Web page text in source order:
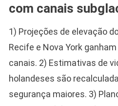
com canais
1) Projeções de elevação
Recife e Nova York
canais. 2) Estimativas de
holandeses são
segurança maiores. 3)